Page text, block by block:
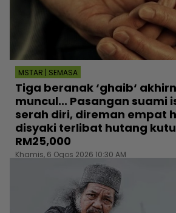
MSTAR | SEMASA
Tiga beranak ‘ghaib‘
muncul... Pasangan suami
serah diri, direman empat
disyaki terlibat hutang kutu
RM25,000
Khamis, 6 Ogos 2026 10:30 AM